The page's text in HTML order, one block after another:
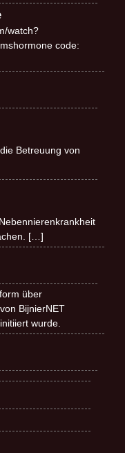
watch?
code:
Betreuung von
[…]
über
BijnierNET
wurde.